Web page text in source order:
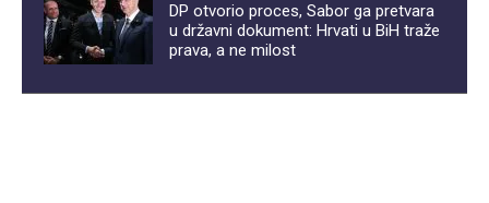
DP otvorio proces, Sabor ga pretvara
u državni dokument: Hrvati u BiH traže
prava, a ne milost